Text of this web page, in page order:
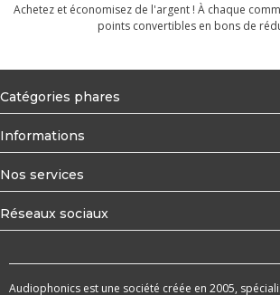
Achetez et économisez de l'argent ! À chaque
points convertibles en bons de
Catégories phares
Informations
Nos services
Réseaux sociaux
Audiophonics est une société créée en 2005,